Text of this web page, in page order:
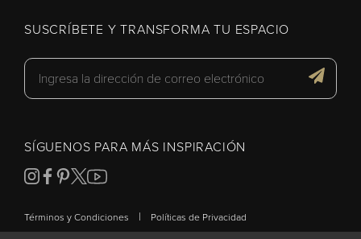
SUSCRÍBETE Y TRANSFORMA TU ESPACIO
SÍGUENOS PARA MÁS INSPIRACIÓN
Términos y Condiciones | Políticas de Privacidad